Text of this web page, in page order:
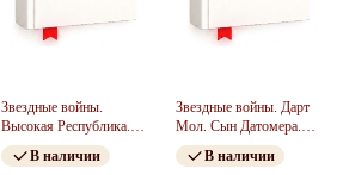
Звездные войны.
Высокая Республика.
Свет джедаев
В наличии
Звездные войны. Дарт
Мол. Сын Датомера.
Том 1
В наличии